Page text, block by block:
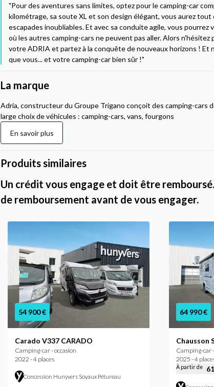
"Pour des aventures sans limites, optez pour le camping-car
kilométrage, sa soute XL et son design élégant, vous aurez
escapades inoubliables. Et avec sa conduite agile, vous pourrez
où les autres camping-cars ne peuvent pas aller. Alors n'hésitez
votre ADRIA et partez à la conquête de nouveaux horizons ! Et
que vous... et votre camping-car bien sûr !"
La marque
Adria, constructeur du Groupe Trigano conçoit des camping-cars
large choix de véhicules : camping-cars, vans, fourgons
En savoir plus
Produits similaires
Un crédit vous engage et doit être
de remboursement avant de vous engager.
54 900 €
Carado V337 CARADO
Camping-car - occasion
2022 - 4 places
Concession Hunyvers Soyaux Pétureau
64 990 €
Chausson
Camping-car
2025 - 4
À partir de